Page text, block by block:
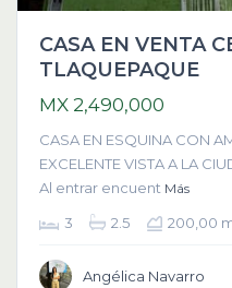
CASA EN VENTA
TLAQUEPAQUE
MX 2,490,000
CASA EN ESQUINA CON
EXCELENTE VISTA A LA
Al entrar encuent Más
3 2.5 200,00
Angélica Navarro